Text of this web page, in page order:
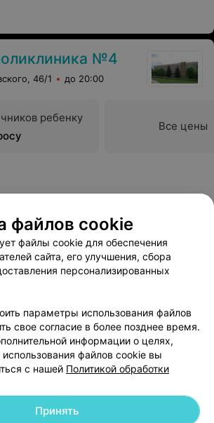
№4
46/1 до 20:00
ребенку
Все цены
Добавить компанию
файлов cookie
файлы cookie для обеспечения
сайта, его улучшения, сбора
персонализированных
параметры использования файлов
свое согласие в более позднее время.
информации о целях,
файлов cookie вы
с нашей Политикой обработки
Принять